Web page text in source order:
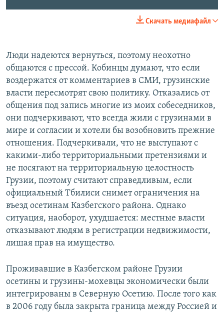
SHARE
Скачать медиафайл
Люди надеются вернуться, поэтому неохотно
общаются с прессой. Кобинцы думают, что если
воздержатся от комментариев в СМИ, грузинские
власти пересмотрят свою политику. Отказались от
общения под запись многие из моих собеседников,
они подчеркивают, что всегда жили с грузинами в
мире и согласии и хотели бы возобновить прежние
отношения. Подчеркивали, что не выступают с
какими-либо территориальными претензиями и
не посягают на территориальную целостность
Грузии, поэтому считают справедливым, если
официальный Тбилиси снимет ограничения на
въезд осетинам Казбегского района. Однако
ситуация, наоборот, ухудшается: местные власти
отказывают людям в регистрации недвижимости,
лишая прав на имущество.
Проживавшие в Казбегском районе Грузии
осетины и грузины-мохевцы экономически были
интегрированы в Северную Осетию. После того как
в 2006 году была закрыта граница между Россией и